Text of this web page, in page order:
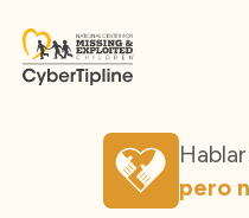
pero